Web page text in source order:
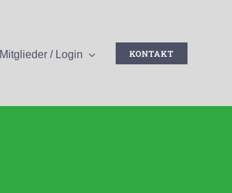
Mitglieder / Login KONTAKT